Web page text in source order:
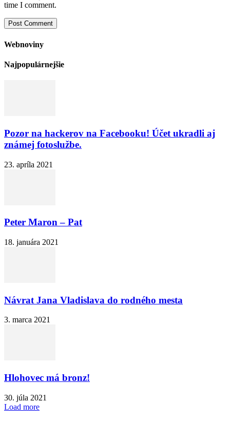
time I comment.
Webnoviny
Najpopulárnejšie
Pozor na hackerov na Facebooku! Účet ukradli aj
známej fotoslužbe.
23. apríla 2021
Peter Maron – Pat
18. januára 2021
Návrat Jana Vladislava do rodného mesta
3. marca 2021
Hlohovec má bronz!
30. júla 2021
Load more